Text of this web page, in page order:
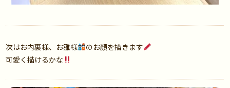
次はお内裏様、お雛様
のお顔を描きます
可愛く描けるかな